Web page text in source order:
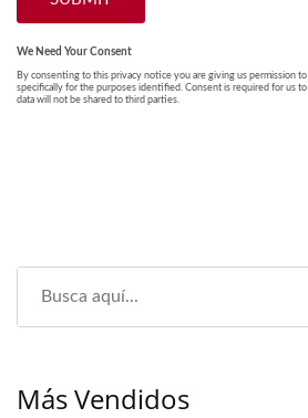
Más Vendidos